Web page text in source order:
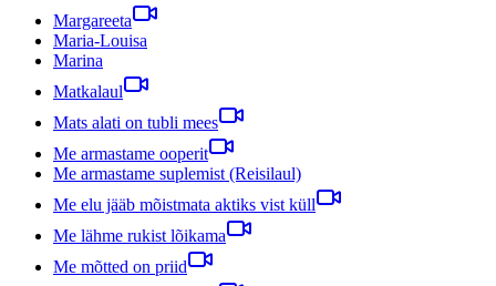
Margareeta
Maria-Louisa
Marina
Matkalaul
Mats alati on tubli mees
Me armastame ooperit
Me armastame suplemist (Reisilaul)
Me elu jääb mõistmata aktiks vist küll
Me lähme rukist lõikama
Me mõtted on priid